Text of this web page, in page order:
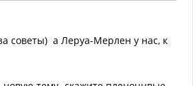
советы) а Леруа-Мерлен у нас, к